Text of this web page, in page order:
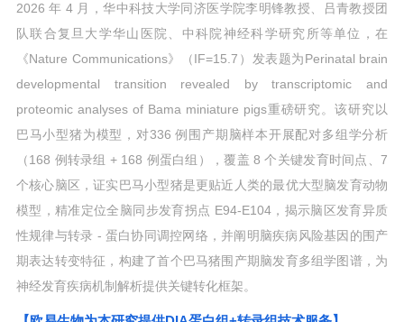
2026 年 4 月，华中科技大学同济医学院李明锋教授、吕青教授团
队联合复旦大学华山医院、中科院神经科学研究所等单位，在
《Nature Communications》（IF=15.7）发表题为Perinatal brain
developmental transition revealed by transcriptomic and
proteomic analyses of Bama miniature pigs重磅研究。该研究以
巴马小型猪为模型，对336 例围产期脑样本开展配对多组学分析
（168 例转录组 + 168 例蛋白组），覆盖 8 个关键发育时间点、7
个核心脑区，证实巴马小型猪是更贴近人类的最优大型脑发育动物
模型，精准定位全脑同步发育拐点 E94-E104，揭示脑区发育异质
性规律与转录 - 蛋白协同调控网络，并阐明脑疾病风险基因的围产
期表达转变特征，构建了首个巴马猪围产期脑发育多组学图谱，为
神经发育疾病机制解析提供关键转化框架。